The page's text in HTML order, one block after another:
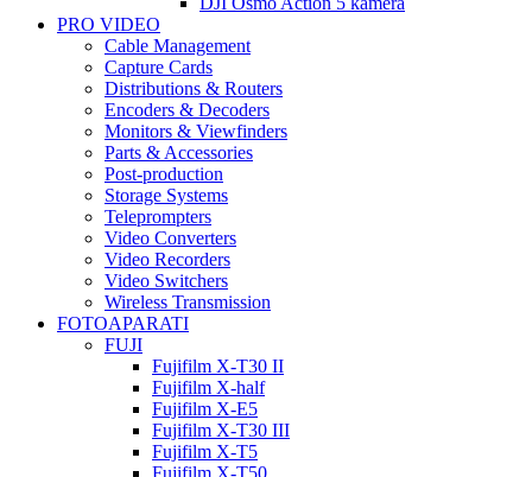
PRO VIDEO
Cable Management
Capture Cards
Distributions & Routers
Encoders & Decoders
Monitors & Viewfinders
Parts & Accessories
Post-production
Storage Systems
Teleprompters
Video Converters
Video Recorders
Video Switchers
Wireless Transmission
FOTOAPARATI
FUJI
Fujifilm X-T30 II
Fujifilm X-half
Fujifilm X-E5
Fujifilm X-T30 III
Fujifilm X-T5
Fujifilm X-T50